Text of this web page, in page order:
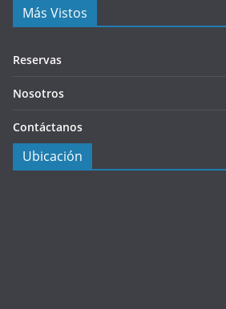
Más Vistos
Reservas
Nosotros
Contáctanos
Ubicación